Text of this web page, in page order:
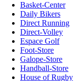
Basket-Center
Daily Bikers
Direct Running
Direct-Volley
Espace Golf
Foot-Store
Galope-Store
Handball-Store
House of Rugby